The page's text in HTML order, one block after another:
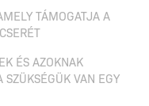
TÁMOGATJA A
ÉS AZOKNAK
VAN EGY